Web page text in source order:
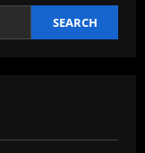
SEARCH